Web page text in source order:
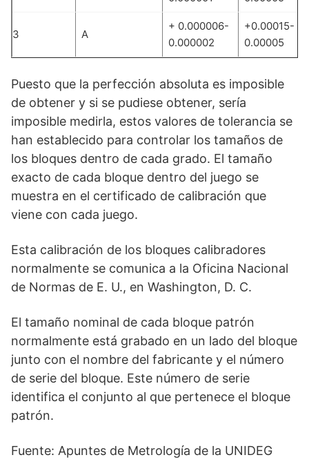
3 A
+ 0.000006-
0.000002
+0.00015-
0.00005
Puesto que la perfección absoluta es imposible
de obtener y si se pudiese obtener, sería
imposible medirla, estos valores de tolerancia se
han establecido para controlar los tamaños de
los bloques dentro de cada grado. El tamaño
exacto de cada bloque dentro del juego se
muestra en el certificado de calibración que
viene con cada juego.
Esta calibración de los bloques calibradores
normalmente se comunica a la Oficina Nacional
de Normas de E. U., en Washington, D. C.
El tamaño nominal de cada bloque patrón
normalmente está grabado en un lado del bloque
junto con el nombre del fabricante y el número
de serie del bloque. Este número de serie
identifica el conjunto al que pertenece el bloque
patrón.
Fuente: Apuntes de Metrología de la UNIDEG